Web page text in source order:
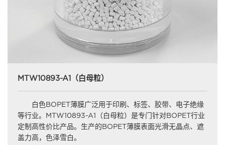
MTW10893-A1（白母粒）
白色BOPET薄膜广泛用于印刷、标签、胶带、电子绝缘
等行业。MTW10893-A1（白母粒）是专门针对BOPET行业
定制高性价比产品。生产的BOPET薄膜表面光滑无晶点、遮
盖力高，色泽雪白。